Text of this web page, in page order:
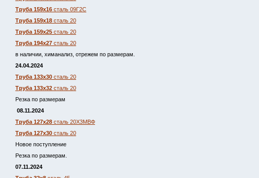
Труба 159х16 сталь 09Г2С
Труба 159х18 сталь 20
Труба 159х25 сталь 20
Труба 194х27 сталь 20
в наличии, химанализ, отрежем по размерам.
24.04.2024
Труба 133х30 сталь 20
Труба 133х32 сталь 20
Резка по размерам
08.11.2024
Труба 127х28 сталь 20Х3МВФ
Труба 127х30 сталь 20
Новое поступление
Резка по размерам.
07.11.2024